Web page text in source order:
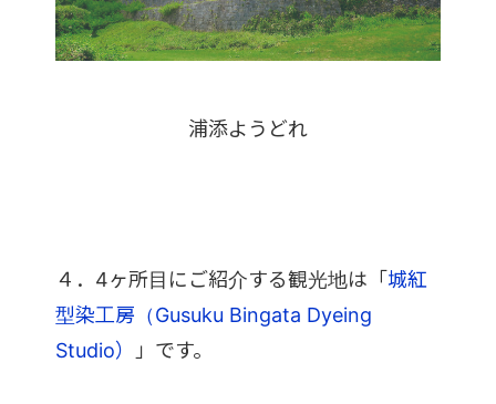
浦添ようどれ
４．4ヶ所目にご紹介する観光地は「 城紅
型染工房（Gusuku Bingata Dyeing
Studio） 」です。